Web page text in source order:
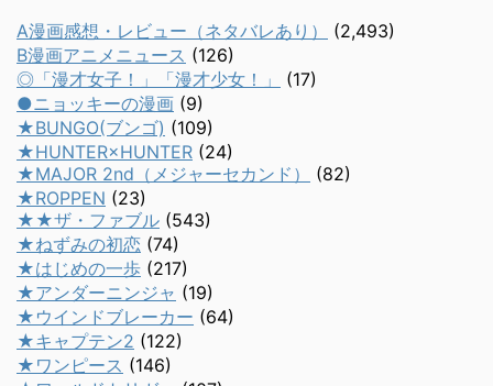
A漫画感想・レビュー（ネタバレあり）
(2,493)
B漫画アニメニュース (126)
◎「漫才女子！」「漫才少女！」
(17)
●ニョッキーの漫画 (9)
★BUNGO(ブンゴ) (109)
★HUNTER×HUNTER (24)
★MAJOR 2nd（メジャーセカンド）
(82)
★ROPPEN (23)
★★ザ・ファブル (543)
★ねずみの初恋 (74)
★はじめの一歩 (217)
★アンダーニンジャ (19)
★ウインドブレーカー (64)
★キャプテン2 (122)
★ワンピース (146)